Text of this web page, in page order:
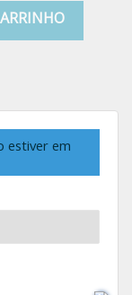
estiver em